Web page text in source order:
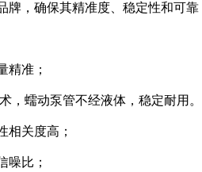
牌，确保其精准度、稳定性和可靠
精准；
，蠕动泵管不经液体，稳定耐用。
相关度高；
噪比；